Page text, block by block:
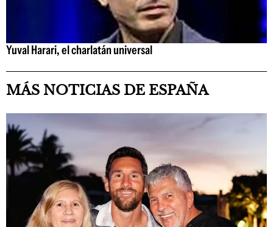
Yuval Harari, el charlatán universal
MÁS NOTICIAS DE ESPAÑA